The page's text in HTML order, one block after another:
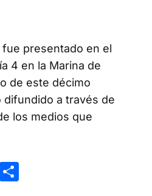
presentado en el
4 en la Marina de
de este décimo
difundido a través de
los medios que
Email